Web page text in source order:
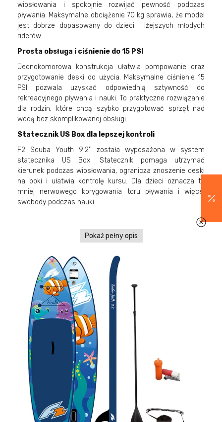
wiosłowania i spokojnie rozwijać pewność podczas
pływania. Maksymalne obciążenie 70 kg sprawia, że model
jest dobrze dopasowany do dzieci i lżejszych młodych
riderów.
Prosta obsługa i ciśnienie do 15 PSI
Jednokomorowa konstrukcja ułatwia pompowanie oraz
przygotowanie deski do użycia. Maksymalne ciśnienie 15
PSI pozwala uzyskać odpowiednią sztywność do
rekreacyjnego pływania i nauki. To praktyczne rozwiązanie
dla rodzin, które chcą szybko przygotować sprzęt nad
wodą bez skomplikowanej obsługi.
Statecznik US Box dla lepszej kontroli
F2 Scuba Youth 9'2'' została wyposażona w system
statecznika US Box. Statecznik pomaga utrzymać
kierunek podczas wiosłowania, ogranicza znoszenie deski
na boki i ułatwia kontrolę kursu. Dla dzieci oznacza to
mniej nerwowego korygowania toru pływania i więcej
swobody podczas nauki.
Pokaż pełny opis